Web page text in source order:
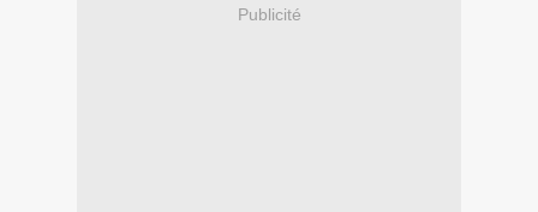
Publicité